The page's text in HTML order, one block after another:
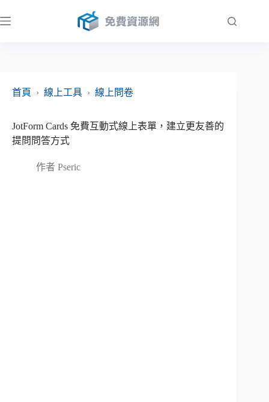
至
首頁
› 線上工具 › 線上問卷
JotForm Cards 免費互動式線上表單，建立更友善的
提問問答方式
作者 Pseric